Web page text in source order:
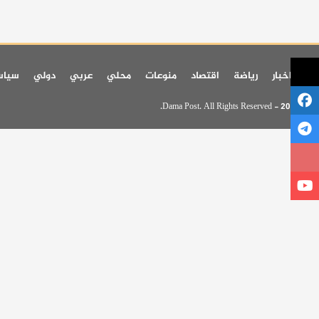
اخر اخبار رياضة اقتصاد منوعات محلي عربي دولي
© 2026 - Dama Post. All Rights Reserved.